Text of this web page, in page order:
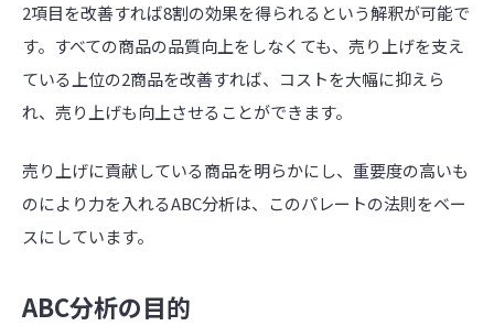
2項目を改善すれば8割の効果を得られるという解釈が可能で
す。すべての商品の品質向上をしなくても、売り上げを支え
ている上位の2商品を改善すれば、コストを大幅に抑えら
れ、売り上げも向上させることができます。
売り上げに貢献している商品を明らかにし、重要度の高いも
のにより力を入れるABC分析は、このパレートの法則をベー
スにしています。
ABC分析の目的